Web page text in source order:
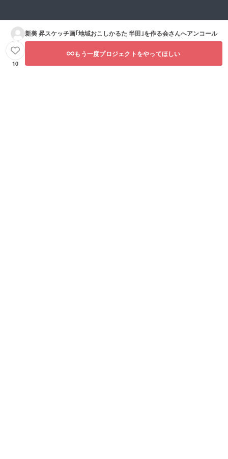
新美 昇スケッチ画｢地域おこしかるた 半田｣を作る会さんへアンコール
10
もう一度プロジェクトをやってほしい